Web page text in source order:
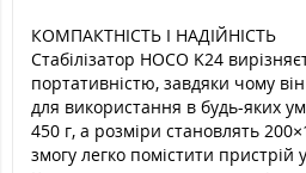
КОМПАКТНІСТЬ І НАДІЙНІСТЬ
Стабілізатор HOCO K24
портативністю, завдяки чому
для використання в будь-яких
450 г, а розміри становлять
змогу легко помістити пристрій